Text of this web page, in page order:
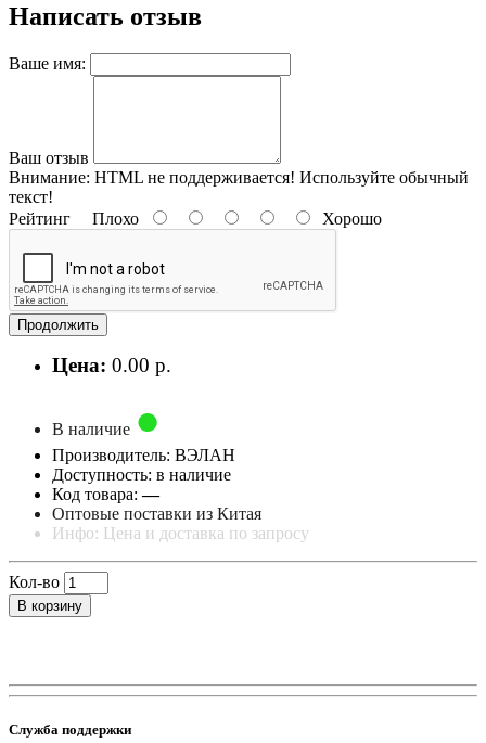
Написать отзыв
Ваше имя:
Ваш отзыв
Внимание: HTML не поддерживается! Используйте обычный
текст!
Рейтинг Плохо Хорошо
Продолжить
Цена: 0.00 р.
В наличие
Производитель: ВЭЛАН
Доступность: в наличие
Код товара:—
Оптовые поставки из Китая
Инфо: Цена и доставка по запросу
Кол-во
В корзину
Служба поддержки